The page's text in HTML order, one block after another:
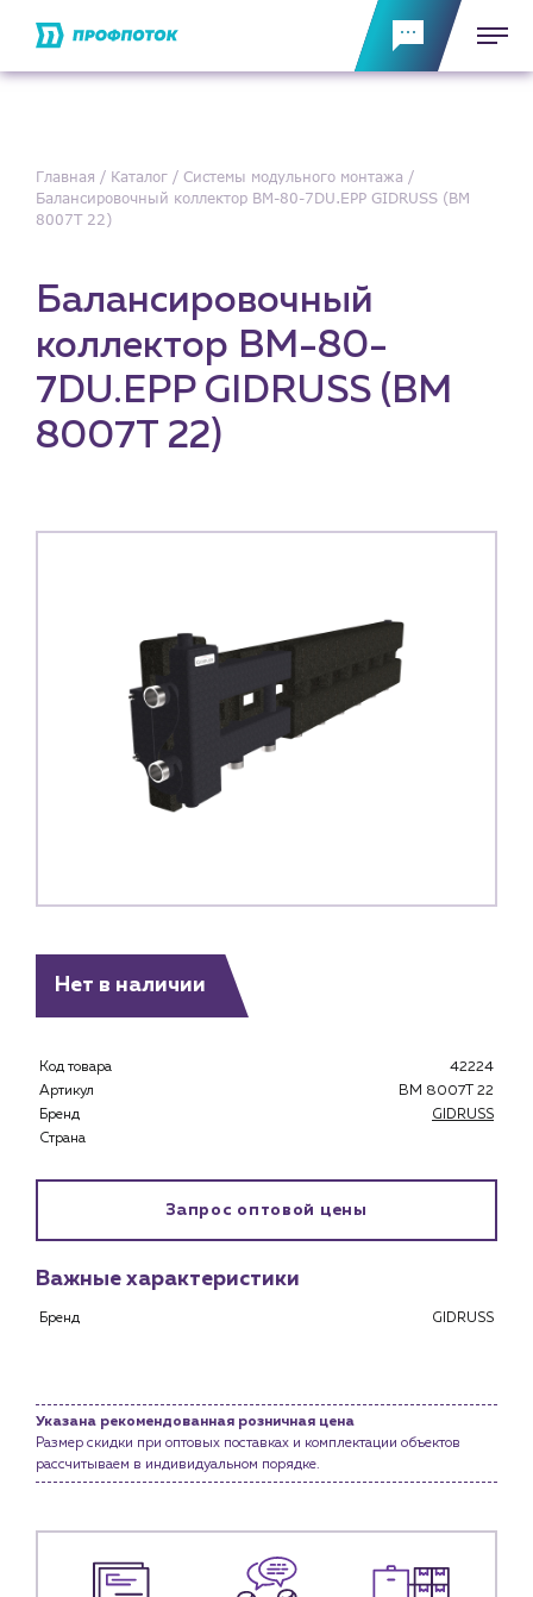
Новости
Контакты
Главная Каталог
Системы модульного монтажа
Балансировочный коллектор BM-80-7DU.EPP GIDRUSS (BM
8007T 22)
Балансировочный
коллектор BM-80-
7DU.EPP GIDRUSS (BM
8007T 22)
Нет в наличии
Код товара
42224
Артикул
BM 8007T 22
Бренд
GIDRUSS
Страна
Запрос оптовой цены
Важные характеристики
Бренд GIDRUSS
Указана рекомендованная розничная цена
Размер скидки при оптовых поставках и комплектации объектов
рассчитываем в индивидуальном порядке.